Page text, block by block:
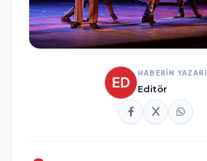
HABERİN YAZARI
Editör